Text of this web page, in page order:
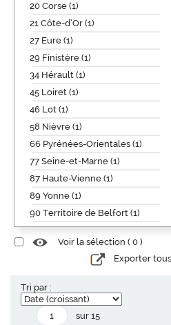
20 Corse (1)
21 Côte-d’Or (1)
27 Eure (1)
29 Finistère (1)
34 Hérault (1)
45 Loiret (1)
46 Lot (1)
58 Nièvre (1)
66 Pyrénées-Orientales (1)
77 Seine-et-Marne (1)
87 Haute-Vienne (1)
89 Yonne (1)
90 Territoire de Belfort (1)
Voir la sélection ( 0 )
Exporter
Tri par :
sur 15